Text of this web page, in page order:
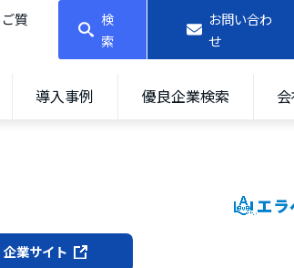
質
検
索
お問い合わ
せ
導入事例 優良企業検索
エ
企業サイト